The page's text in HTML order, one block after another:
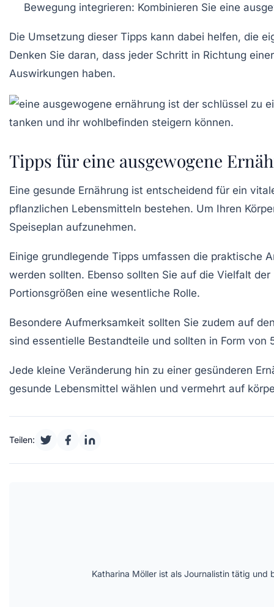
Bewegung integrieren: Kombinieren Sie eine
Die Umsetzung dieser Tipps kann dabei helfen, die
Denken Sie daran, dass jeder Schritt in Richtung
Auswirkungen haben.
Tipps für eine ausgewogene
Eine gesunde Ernährung ist entscheidend für ein
pflanzlichen Lebensmitteln bestehen. Um Ihren
Speiseplan aufzunehmen.
Einige grundlegende Tipps umfassen die praktische
werden sollten. Ebenso sollten Sie auf die Vielfalt der
Portionsgrößen eine wesentliche Rolle.
Besondere Aufmerksamkeit sollten Sie zudem auf
sind essentielle Bestandteile und sollten in Form von
Jede kleine Veränderung hin zu einer gesünderen
gesunde Lebensmittel wählen und vermehrt auf
Teilen:
Katharina Möller ist als Journalistin tätig